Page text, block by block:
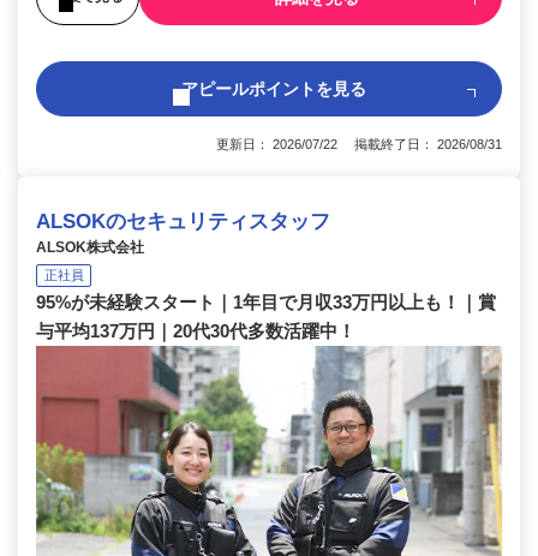
アピールポイントを見る
更新日： 2026/07/22 掲載終了日： 2026/08/31
ALSOKのセキュリティスタッフ
ALSOK株式会社
正社員
95%が未経験スタート｜1年目で月収33万円以上も！｜賞
与平均137万円｜20代30代多数活躍中！